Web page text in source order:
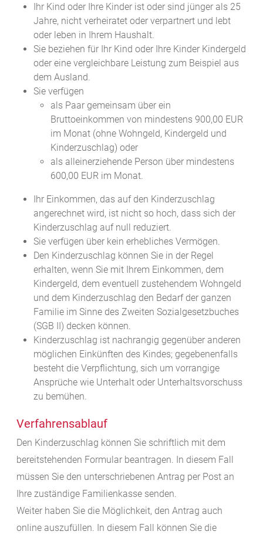
Ihr Kind oder Ihre Kinder ist oder sind jünger als 25
Jahre, nicht verheiratet oder verpartnert und lebt
oder leben in Ihrem Haushalt.
Sie beziehen für Ihr Kind oder Ihre Kinder Kindergeld
oder eine vergleichbare Leistung zum Beispiel aus
dem Ausland.
Sie verfügen
als Paar gemeinsam über ein
Bruttoeinkommen von mindestens 900,00 EUR
im Monat (ohne Wohngeld, Kindergeld und
Kinderzuschlag) oder
als alleinerziehende Person über mindestens
600,00 EUR im Monat.
Ihr Einkommen, das auf den Kinderzuschlag
angerechnet wird, ist nicht so hoch, dass sich der
Kinderzuschlag auf null reduziert.
Sie verfügen über kein erhebliches Vermögen.
Den Kinderzuschlag können Sie in der Regel
erhalten, wenn Sie mit Ihrem Einkommen, dem
Kindergeld, dem eventuell zustehendem Wohngeld
und dem Kinderzuschlag den Bedarf der ganzen
Familie im Sinne des Zweiten Sozialgesetzbuches
(SGB II) decken können.
Kinderzuschlag ist nachrangig gegenüber anderen
möglichen Einkünften des Kindes; gegebenenfalls
besteht die Verpflichtung, sich um vorrangige
Ansprüche wie Unterhalt oder Unterhaltsvorschuss
zu bemühen.
Verfahrensablauf
Den Kinderzuschlag können Sie schriftlich mit dem
bereitstehenden Formular beantragen. In diesem Fall
müssen Sie den unterschriebenen Antrag per Post an
Ihre zuständige Familienkasse senden.
Weiter haben Sie die Möglichkeit, den Antrag auch
online auszufüllen. In diesem Fall können Sie die